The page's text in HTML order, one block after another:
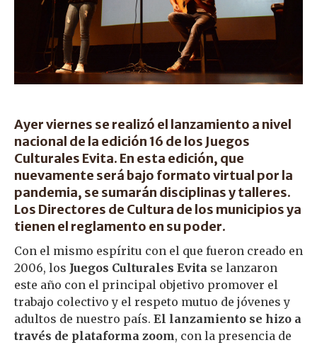
Ayer viernes se realizó el lanzamiento a nivel
nacional de la edición 16 de los Juegos
Culturales Evita. En esta edición, que
nuevamente será bajo formato virtual por la
pandemia, se sumarán disciplinas y talleres.
Los Directores de Cultura de los municipios ya
tienen el reglamento en su poder.
Con el mismo espíritu con el que fueron creado en
2006, los Juegos Culturales Evita se lanzaron
este año con el principal objetivo promover el
trabajo colectivo y el respeto mutuo de jóvenes y
adultos de nuestro país. El lanzamiento se hizo a
través de plataforma zoom, con la presencia de